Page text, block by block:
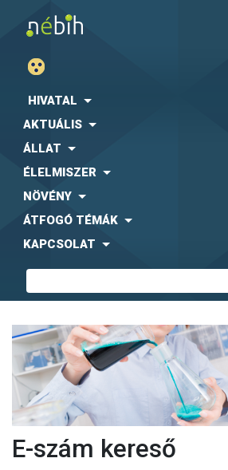
HIVATAL
AKTUÁLIS
ÁLLAT
ÉLELMISZER
NÖVÉNY
ÁTFOGÓ TÉMÁK
KAPCSOLAT
E-szám kereső